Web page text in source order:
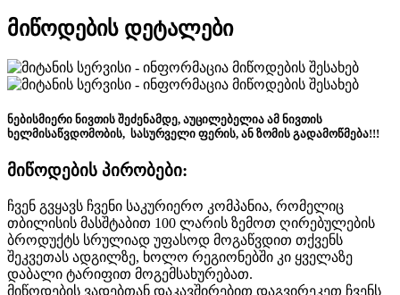
მიწოდების დეტალები
ნებისმიერი ნივთის შეძენამდე, აუცილებელია ამ ნივთის
ხელმისაწვდომობის, სასურველი ფერის, ან ზომის გადამოწმება!!!
მიწოდების პირობები:
ჩვენ გვყავს ჩვენი საკურიერო კომპანია, რომელიც
თბილისის მასშტაბით 100 ლარის ზემოთ ღირებულების
ბროდუქტს სრულიად უფასოდ მოგაწვდით თქვენს
შეკვეთას ადგილზე, ხოლო რეგიონებში კი ყველაზე
დაბალი ტარიფით მოგემსახურებათ.
მიწოდების ვადებთან დაკავშირებით დაგვირეკეთ ჩვენს